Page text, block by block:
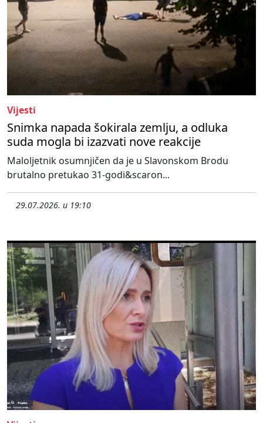
Vijesti
Snimka napada šokirala zemlju, a odluka
suda mogla bi izazvati nove reakcije
Maloljetnik osumnjičen da je u Slavonskom Brodu
brutalno pretukao 31-godi&scaron...
29.07.2026. u 19:10